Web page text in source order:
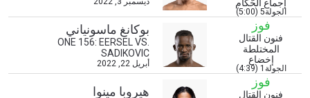
إجماع الحّكام
الجولة5 (5:00)
فوز
فنون القتال
المختلطة
إخضاع
الجولة1 (4:39)
بوكانغ ماسونياني
ONE 156: EERSEL VS.
SADIKOVIC
أبريل 22, 2022
فوز
فنون القتال
هيروبا مينوا
المنافس
خذ بطولة "ون" معك أينما ذهبت! اشترك الآن للوصول
إلى آخر الأخبار، وفتح العروض الخاصة والحصول على
أفضل المقاعد لعروضنا الحية.
البريد الإلكتروني